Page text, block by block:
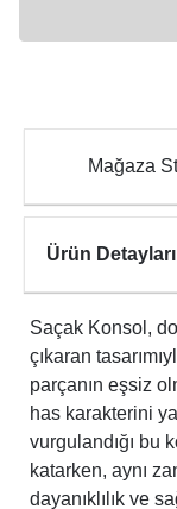
Mağaza
Ürün Detayları
Saçak Konsol,
çıkaran
parçanın eşsiz
has karakterini
vurgulandığı bu
katarken, aynı
dayanıklılık ve